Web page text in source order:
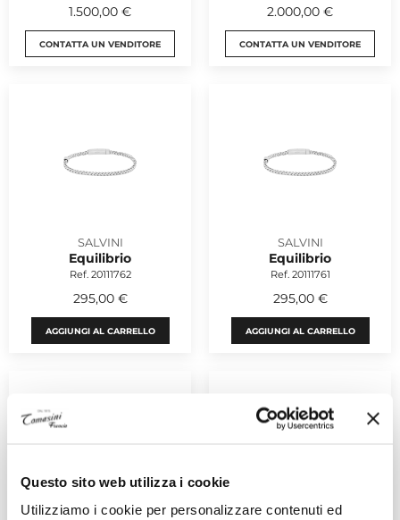
Questo sito web utilizza i cookie
Utilizziamo i cookie per personalizzare contenuti ed
1.500,00 €
CONTATTA UN VENDITORE
2.000,00 €
CONTATTA UN VENDITORE
SALVINI
Equilibrio
Ref. 20111762
295,00 €
AGGIUNGI AL CARRELLO
SALVINI
Equilibrio
Ref. 20111761
295,00 €
AGGIUNGI AL CARRELLO